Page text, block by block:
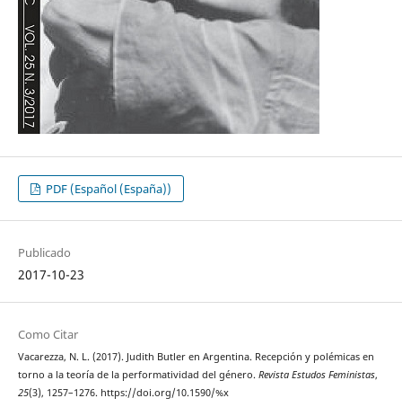
PDF (Español (España))
Publicado
2017-10-23
Como Citar
Vacarezza, N. L. (2017). Judith Butler en Argentina. Recepción y polémicas en
torno a la teoría de la performatividad del género. Revista Estudos Feministas,
25(3), 1257–1276. https://doi.org/10.1590/%x